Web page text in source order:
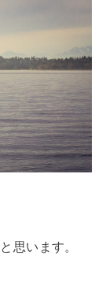
思います。